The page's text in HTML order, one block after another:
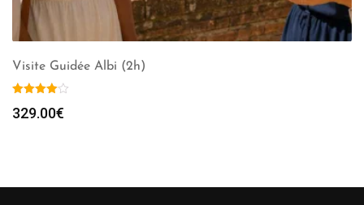
Visite Guidée Albi (2h)
329.00€